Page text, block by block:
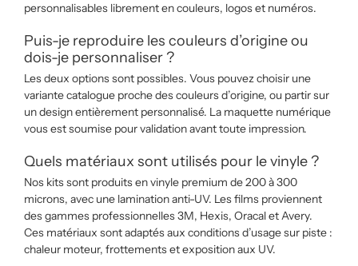
personnalisables librement en couleurs, logos et numéros.
Puis-je reproduire les couleurs d’origine ou
dois-je personnaliser ?
Les deux options sont possibles. Vous pouvez choisir une
variante catalogue proche des couleurs d’origine, ou partir sur
un design entièrement personnalisé. La maquette numérique
vous est soumise pour validation avant toute impression.
Quels matériaux sont utilisés pour le vinyle ?
Nos kits sont produits en vinyle premium de 200 à 300
microns, avec une lamination anti-UV. Les films proviennent
des gammes professionnelles 3M, Hexis, Oracal et Avery.
Ces matériaux sont adaptés aux conditions d’usage sur piste :
chaleur moteur, frottements et exposition aux UV.